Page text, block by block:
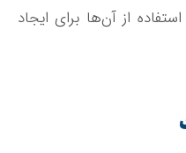
از آن‌ها برای ایجاد